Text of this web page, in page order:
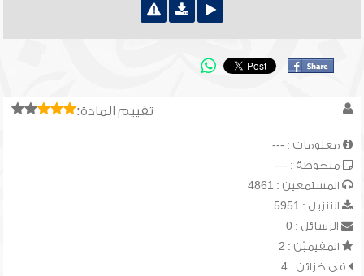
تقييم المادة:
معلومات : ---
ملحوظة : ---
المستمعين : 4861
التنزيل : 5951
الرسائل : 0
المقيميّن : 2
في خزائن : 4